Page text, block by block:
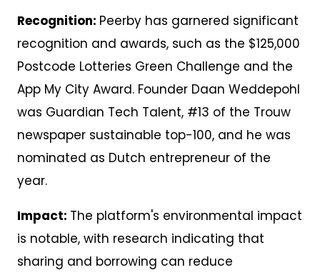
Recognition: Peerby has garnered significant
recognition and awards, such as the $125,000
Postcode Lotteries Green Challenge and the
App My City Award. Founder Daan Weddepohl
was Guardian Tech Talent, #13 of the Trouw
newspaper sustainable top-100, and he was
nominated as Dutch entrepreneur of the
year.
Impact: The platform's environmental impact
is notable, with research indicating that
sharing and borrowing can reduce